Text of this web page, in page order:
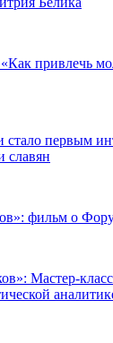
привлечь
стало первым
славян
фильм о
Мастер-